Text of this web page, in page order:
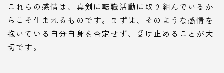
これらの感情は、真剣に転職活動に取り組んでいるか
らこそ生まれるものです。まずは、そのような感情を
抱いている自分自身を否定せず、受け止めることが大
切です。